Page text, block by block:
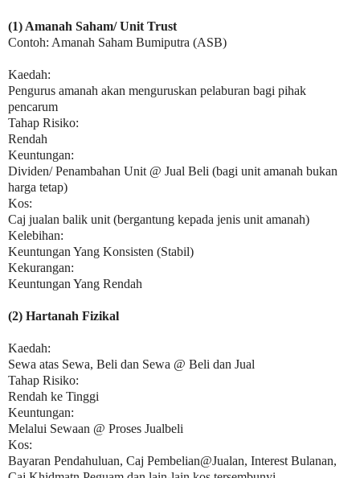
(1) Amanah Saham/ Unit Trust
Contoh: Amanah Saham Bumiputra (ASB)
Kaedah:
Pengurus amanah akan menguruskan pelaburan bagi pihak
pencarum
Tahap Risiko:
Rendah
Keuntungan:
Dividen/ Penambahan Unit @ Jual Beli (bagi unit amanah bukan
harga tetap)
Kos:
Caj jualan balik unit (bergantung kepada jenis unit amanah)
Kelebihan:
Keuntungan Yang Konsisten (Stabil)
Kekurangan:
Keuntungan Yang Rendah
(2) Hartanah Fizikal
Kaedah:
Sewa atas Sewa, Beli dan Sewa @ Beli dan Jual
Tahap Risiko:
Rendah ke Tinggi
Keuntungan:
Melalui Sewaan @ Proses Jualbeli
Kos:
Bayaran Pendahuluan, Caj Pembelian@Jualan, Interest Bulanan,